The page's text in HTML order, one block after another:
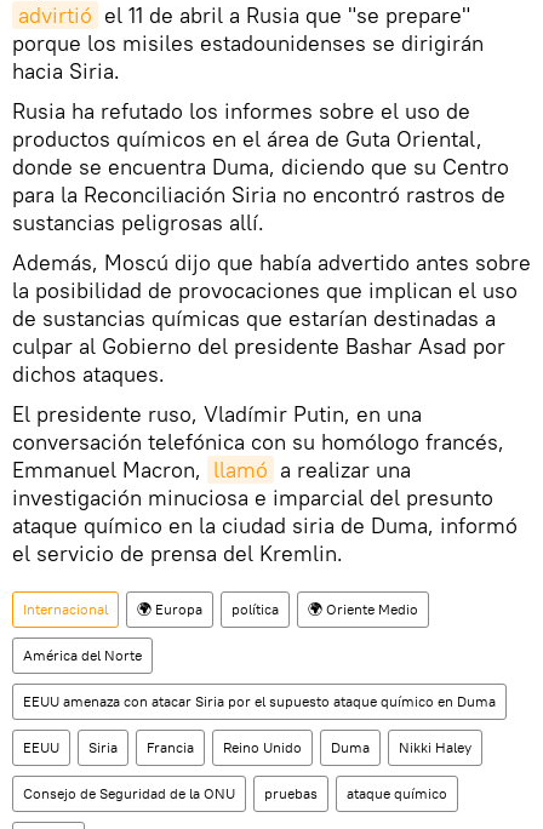
advirtió el 11 de abril a Rusia que "se prepare"
porque los misiles estadounidenses se dirigirán
hacia Siria.
Rusia ha refutado los informes sobre el uso de
productos químicos en el área de Guta Oriental,
donde se encuentra Duma, diciendo que su Centro
para la Reconciliación Siria no encontró rastros de
sustancias peligrosas allí.
Además, Moscú dijo que había advertido antes sobre
la posibilidad de provocaciones que implican el uso
de sustancias químicas que estarían destinadas a
culpar al Gobierno del presidente Bashar Asad por
dichos ataques.
El presidente ruso, Vladímir Putin, en una
conversación telefónica con su homólogo francés,
Emmanuel Macron, llamó a realizar una
investigación minuciosa e imparcial del presunto
ataque químico en la ciudad siria de Duma, informó
el servicio de prensa del Kremlin.
Internacional 🌍 Europa política 🌍 Oriente Medio
América del Norte
EEUU amenaza con atacar Siria por el supuesto ataque químico en Duma
EEUU Siria Francia Reino Unido Duma Nikki Haley
Consejo de Seguridad de la ONU pruebas ataque químico